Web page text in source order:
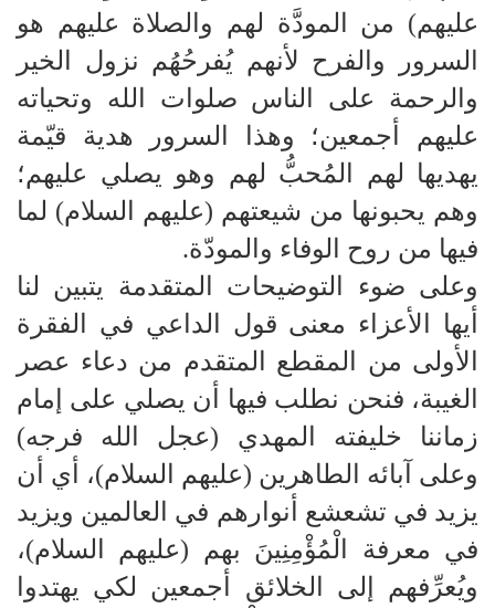
عليهم) من المودَّة لهم والصلاة عليهم هو
السرور والفرح لأنهم يُفرحُهُم نزول الخير
والرحمة على الناس صلوات الله وتحياته
عليهم أجمعين؛ وهذا السرور هدية قيّمة
يهديها لهم المُحبُّ لهم وهو يصلي عليهم؛
وهم يحبونها من شيعتهم (عليهم السلام) لما
فيها من روح الوفاء والمودّة.
وعلى ضوء التوضيحات المتقدمة يتبين لنا
أيها الأعزاء معنى قول الداعي في الفقرة
الأولى من المقطع المتقدم من دعاء عصر
الغيبة، فنحن نطلب فيها أن يصلي على إمام
زماننا خليفته المهدي (عجل الله فرجه)
وعلى آبائه الطاهرين (عليهم السلام)، أي أن
يزيد في تشعشع أنوارهم في العالمين ويزيد
في معرفة الْمُؤْمِنِينَ بهم (عليهم السلام)،
ويُعرِّفهم إلى الخلائق أجمعين لكي يهتدوا